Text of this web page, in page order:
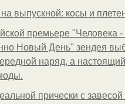
выпускной: косы и
премьере "Человека -
Новый День" зендея
наряд, а
прически с завесой